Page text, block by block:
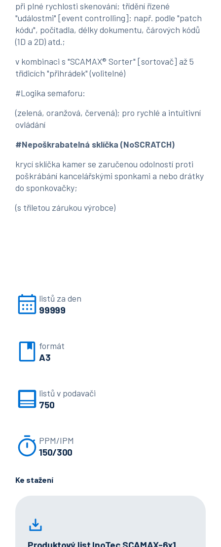
listů za den
99999
formát
A3
listů v podavači
750
PPM/IPM
150/300
Ke stažení
při plné rychlosti skenování; třídění řízené
"událostmi" [event controlling]: např. podle "patch
kódu", počítadla, délky dokumentu, čárových kódů
(1D a 2D) atd.;
v kombinaci s "SCAMAX® Sorter" [sortovač] až 5
třídicích "přihrádek" (volitelné)
#Logika semaforu:
(zelená, oranžová, červená); pro rychlé a intuitivní
ovládání
#Nepoškrabatelná sklíčka (NoSCRATCH)
krycí sklíčka kamer se zaručenou odolností proti
poškrábání kancelářskými sponkami a nebo drátky
do sponkovačky;
(s tříletou zárukou výrobce)